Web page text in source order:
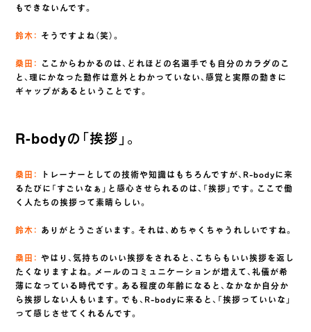
もできないんです。
鈴木： そうですよね（笑）。
桑田： ここからわかるのは、どれほどの名選手でも自分のカラダのこ
と、理にかなった動作は意外とわかっていない、感覚と実際の動きに
ギャップがあるということです。
R-bodyの「挨拶」。
桑田：
トレーナーとしての技術や知識はもちろんですが、R-bodyに来
るたびに「すごいなぁ」と感心させられるのは、「挨拶」です。ここで働
く人たちの挨拶って素晴らしい。
鈴木： ありがとうございます。それは、めちゃくちゃうれしいですね。
桑田： やはり、気持ちのいい挨拶をされると、こちらもいい挨拶を返し
たくなりますよね。メールのコミュニケーションが増えて、礼儀が希
薄になっている時代です。ある程度の年齢になると、なかなか自分か
ら挨拶しない人もいます。でも、R-bodyに来ると、「挨拶っていいな」
って感じさせてくれるんです。